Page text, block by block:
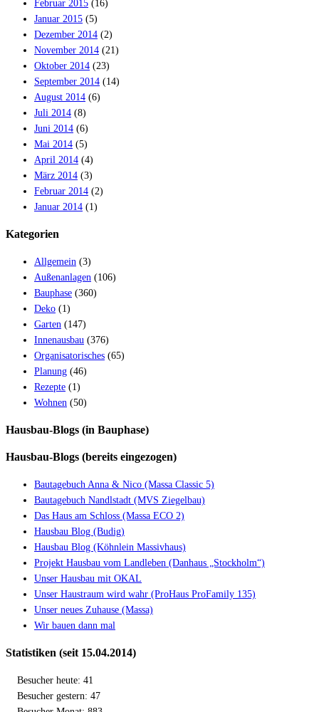
Februar 2015 (16)
Januar 2015 (5)
Dezember 2014 (2)
November 2014 (21)
Oktober 2014 (23)
September 2014 (14)
August 2014 (6)
Juli 2014 (8)
Juni 2014 (6)
Mai 2014 (5)
April 2014 (4)
März 2014 (3)
Februar 2014 (2)
Januar 2014 (1)
Kategorien
Allgemein (3)
Außenanlagen (106)
Bauphase (360)
Deko (1)
Garten (147)
Innenausbau (376)
Organisatorisches (65)
Planung (46)
Rezepte (1)
Wohnen (50)
Hausbau-Blogs (in Bauphase)
Hausbau-Blogs (bereits eingezogen)
Bautagebuch Anna & Nico (Massa Classic 5)
Bautagebuch Nandlstadt (MVS Ziegelbau)
Das Haus am Schloss (Massa ECO 2)
Hausbau Blog (Budig)
Hausbau Blog (Köhnlein Massivhaus)
Projekt Hausbau vom Landleben (Danhaus „Stockholm“)
Unser Hausbau mit OKAL
Unser Haustraum wird wahr (ProHaus ProFamily 135)
Unser neues Zuhause (Massa)
Wir bauen dann mal
Statistiken (seit 15.04.2014)
Besucher heute: 41
Besucher gestern: 47